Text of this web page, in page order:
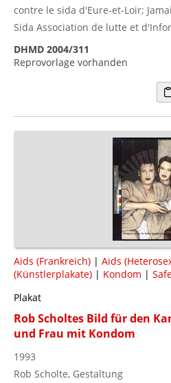
contre le sida d'Eure-et-Loir;
Sida Association de lutte et
DHMD 2004/311
Reprovorlage vorhanden
Aids (Frankreich) | Aids
(Künstlerplakate) | Kondom |
Plakat
Rob Scholtes Bild für den
und Frau mit Kondom
1993
Rob Scholte, Gestaltung